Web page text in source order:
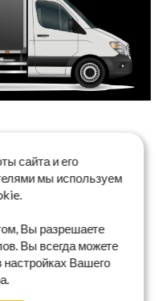
сайта и его
мы используем
Вы разрешаете
Вы всегда можете
Вашего